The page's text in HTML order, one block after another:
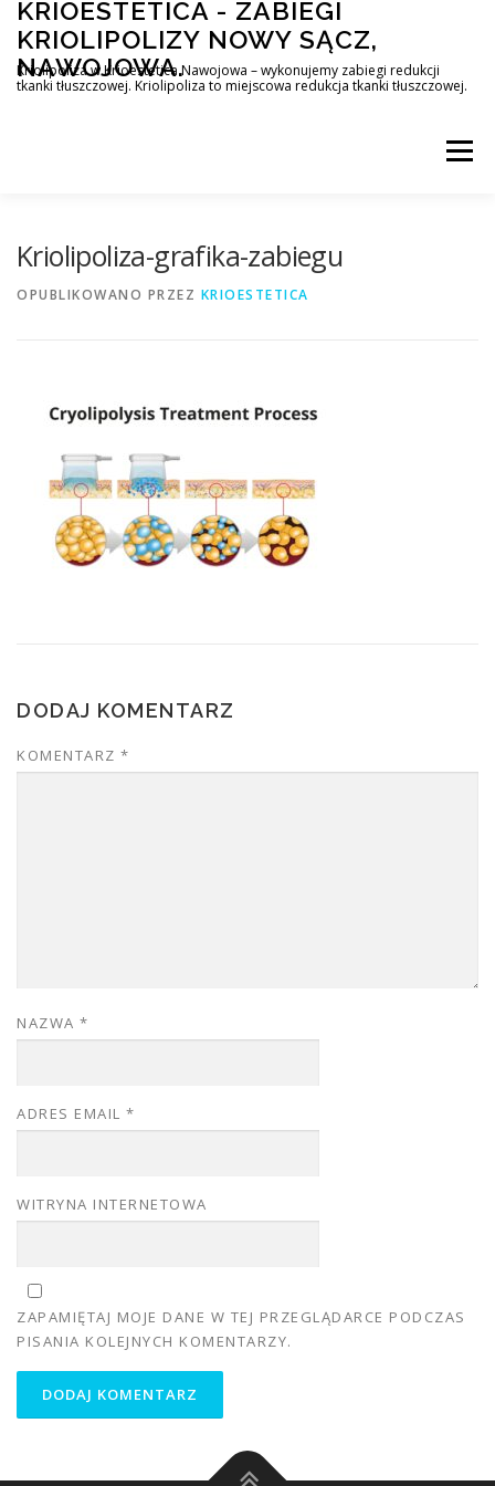
Przejdź
treści
KRIOESTETICA - ZABIEGI
KRIOLIPOLIZY NOWY SĄCZ,
NAWOJOWA.
Kriolipoliza w Krioestetica Nawojowa – wykonujemy zabiegi redukcji
tkanki tłuszczowej. Kriolipoliza to miejscowa redukcja tkanki tłuszczowej.
Menu
Kriolipoliza-grafika-zabiegu
OPUBLIKOWANO PRZEZ KRIOESTETICA
DODAJ KOMENTARZ
KOMENTARZ *
NAZWA *
ADRES EMAIL *
WITRYNA INTERNETOWA
ZAPAMIĘTAJ MOJE DANE W TEJ PRZEGLĄDARCE PODCZAS
PISANIA KOLEJNYCH KOMENTARZY.